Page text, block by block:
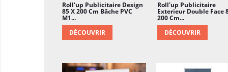
Roll'up Publicitaire Design
85 X 200 Cm Bâche PVC
M1...
DÉCOUVRIR
Roll'up Publicitaire
Exterieur Double Face
200 Cm...
DÉCOUVRIR